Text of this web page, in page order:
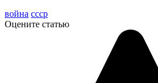
война ссср
Оцените статью